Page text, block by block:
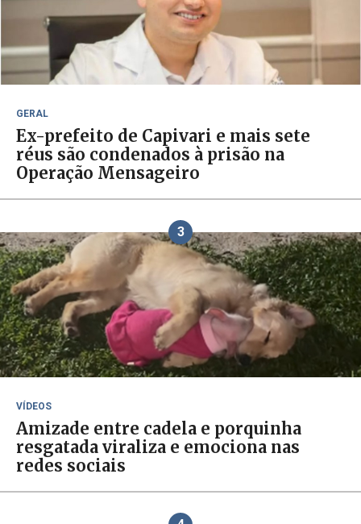
GERAL
Ex-prefeito de Capivari e mais sete
réus são condenados à prisão na
Operação Mensageiro
3
VÍDEOS
Amizade entre cadela e porquinha
resgatada viraliza e emociona nas
redes sociais